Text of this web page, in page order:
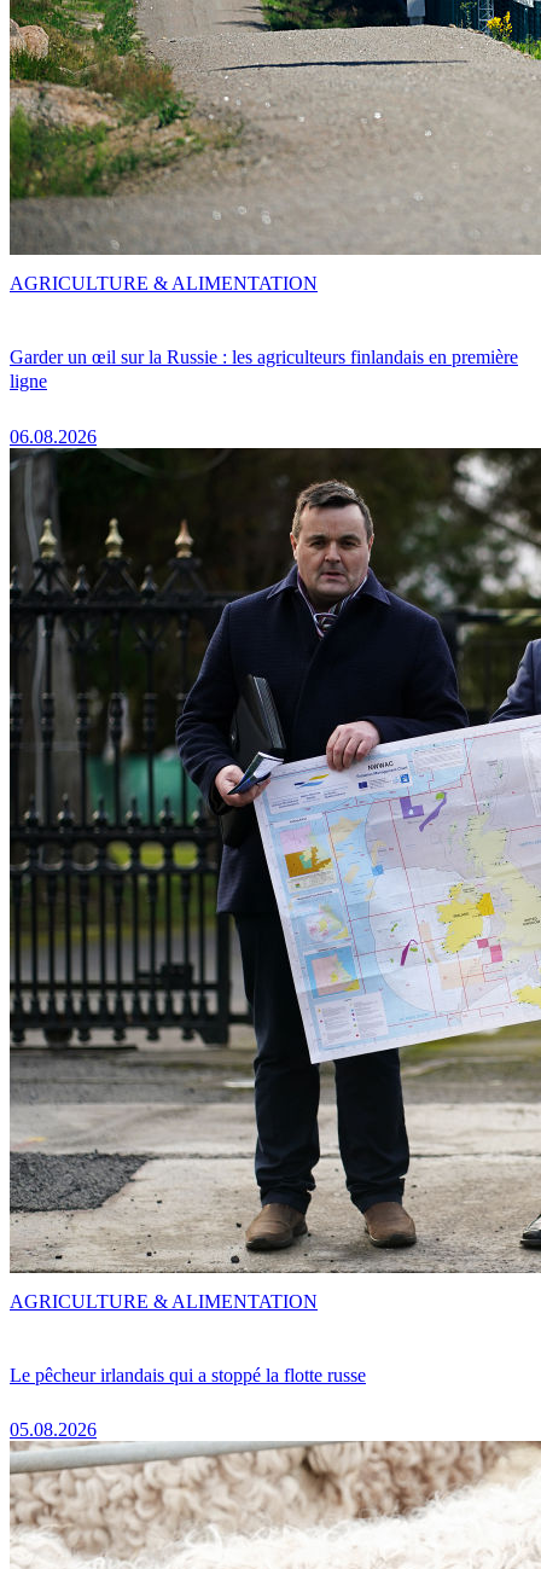
Garder un œil sur la Russie : les agriculteurs finlandais en première
ligne
06.08.2026
AGRICULTURE & ALIMENTATION
Le pêcheur irlandais qui a stoppé la flotte russe
05.08.2026
AGRICULTURE & ALIMENTATION